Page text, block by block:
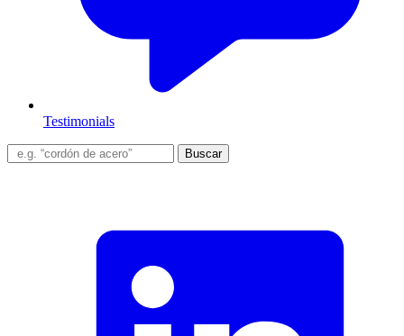
Testimonials
Buscar